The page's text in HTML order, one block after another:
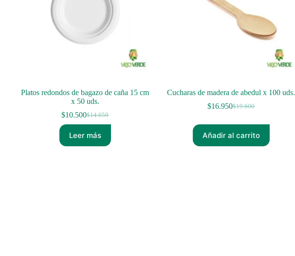
Platos redondos de bagazo de caña 15 cm
x 50 uds.
$14.650
El
original
era:
$10.500El
actual
es:
Leer más
Cucharas de madera de abedul x 100 uds.
$19.600
El
era:
$19.600.
$16.950El
es:
$16.950.
Añadir al carrito